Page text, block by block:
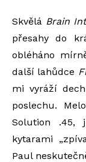
Skvělá Brain
přesahy do
obléháno
další lahůdce
mi vyráží
poslechu.
Solution .45,
kytarami
Paul